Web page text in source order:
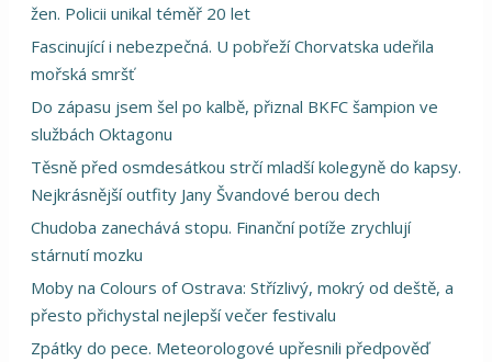
žen. Policii unikal téměř 20 let
Fascinující i nebezpečná. U pobřeží Chorvatska udeřila
mořská smršť
Do zápasu jsem šel po kalbě, přiznal BKFC šampion ve
službách Oktagonu
Těsně před osmdesátkou strčí mladší kolegyně do kapsy.
Nejkrásnější outfity Jany Švandové berou dech
Chudoba zanechává stopu. Finanční potíže zrychlují
stárnutí mozku
Moby na Colours of Ostrava: Střízlivý, mokrý od deště, a
přesto přichystal nejlepší večer festivalu
Zpátky do pece. Meteorologové upřesnili předpověď